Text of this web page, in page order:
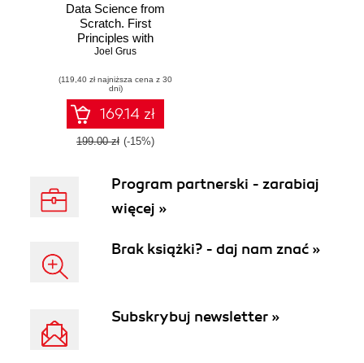
Data Science from
Scratch. First
Principles with
Python. 2nd Edition
Joel Grus
(119,40 zł najniższa cena z 30
dni)
169.14 zł
199.00 zł (-15%)
Program partnerski - zarabiaj
więcej »
Brak książki? - daj nam znać »
Subskrybuj newsletter »